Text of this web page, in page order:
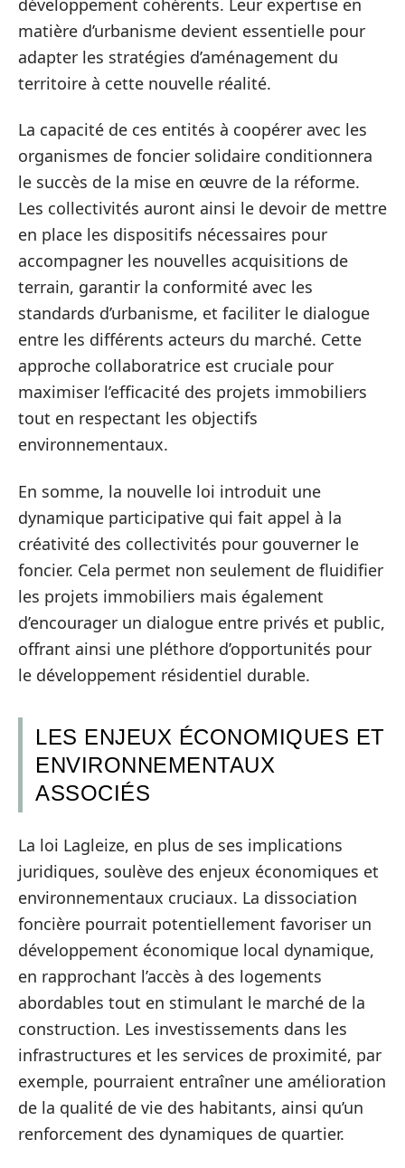
matière d’urbanisme devient essentielle pour
adapter les stratégies d’aménagement du
territoire à cette nouvelle réalité.
La capacité de ces entités à coopérer avec les
organismes de foncier solidaire conditionnera
le succès de la mise en œuvre de la réforme.
Les collectivités auront ainsi le devoir de mettre
en place les dispositifs nécessaires pour
accompagner les nouvelles acquisitions de
terrain, garantir la conformité avec les
standards d’urbanisme, et faciliter le dialogue
entre les différents acteurs du marché. Cette
approche collaboratrice est cruciale pour
maximiser l’efficacité des projets immobiliers
tout en respectant les objectifs
environnementaux.
En somme, la nouvelle loi introduit une
dynamique participative qui fait appel à la
créativité des collectivités pour gouverner le
foncier. Cela permet non seulement de fluidifier
les projets immobiliers mais également
d’encourager un dialogue entre privés et public,
offrant ainsi une pléthore d’opportunités pour
le développement résidentiel durable.
LES ENJEUX ÉCONOMIQUES ET
ENVIRONNEMENTAUX
ASSOCIÉS
La loi Lagleize, en plus de ses implications
juridiques, soulève des enjeux économiques et
environnementaux cruciaux. La dissociation
foncière pourrait potentiellement favoriser un
développement économique local dynamique,
en rapprochant l’accès à des logements
abordables tout en stimulant le marché de la
construction. Les investissements dans les
infrastructures et les services de proximité, par
exemple, pourraient entraîner une amélioration
de la qualité de vie des habitants, ainsi qu’un
renforcement des dynamiques de quartier.